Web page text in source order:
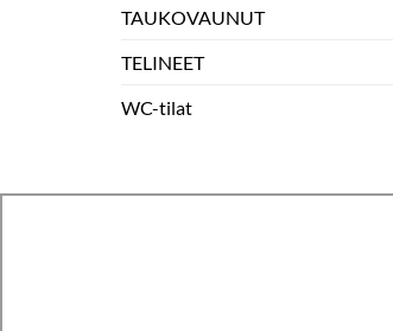
TAUKOVAUNUT
TELINEET
WC-tilat